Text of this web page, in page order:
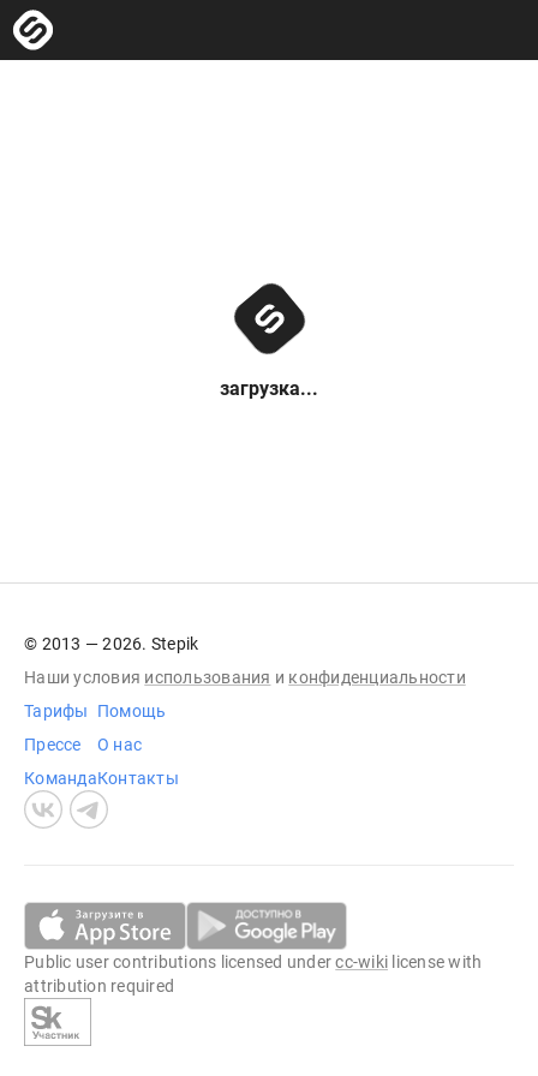
загрузка...
© 2013 — 2026. Stepik
Наши условия использования и конфиденциальности
Тарифы
Прессе
Команда
Помощь
О нас
Контакты
Public user contributions licensed undercc-wiki license with
attribution required